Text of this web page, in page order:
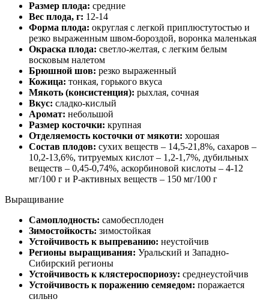
Размер плода: средние
Вес плода, г: 12-14
Форма плода: округлая с легкой приплюстутостью и
резко выраженным швом-бороздой, воронка маленькая
Окраска плода: светло-желтая, с легким белым
восковым налетом
Брюшной шов: резко выраженный
Кожица: тонкая, горького вкуса
Мякоть (консистенция): рыхлая, сочная
Вкус: сладко-кислый
Аромат: небольшой
Размер косточки: крупная
Отделяемость косточки от мякоти: хорошая
Состав плодов: сухих веществ – 14,5-21,8%, сахаров –
10,2-13,6%, титруемых кислот – 1,2-1,7%, дубильных
веществ – 0,45-0,74%, аскорбиновой кислоты – 4-12
мг/100 г и Р-активных веществ – 150 мг/100 г
Выращивание
Самоплодность: самобесплоден
Зимостойкость: зимостойкая
Устойчивость к выпреванию: неустойчив
Регионы выращивания: Уральский и Западно-
Сибирский регионы
Устойчивость к клястероспориозу: среднеустойчив
Устойчивость к поражению семяедом: поражается
сильно